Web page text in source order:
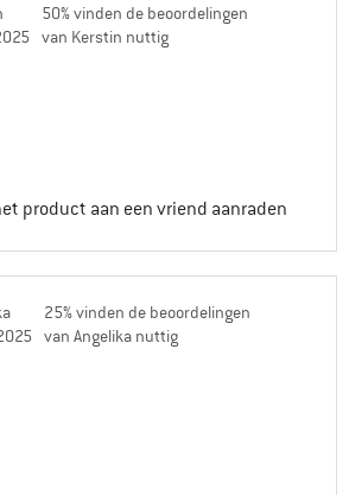
50% vinden de beoordelingen
van Kerstin nuttig
product aan een vriend aanraden
25% vinden de beoordelingen
van Angelika nuttig